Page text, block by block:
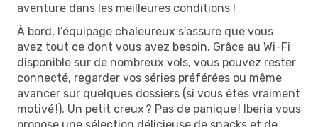
aventure dans les meilleures conditions !
À bord, l’équipage chaleureux s'assure que vous
avez tout ce dont vous avez besoin. Grâce au Wi-Fi
disponible sur de nombreux vols, vous pouvez rester
connecté, regarder vos séries préférées ou même
avancer sur quelques dossiers (si vous êtes vraiment
motivé !). Un petit creux ? Pas de panique ! Iberia vous